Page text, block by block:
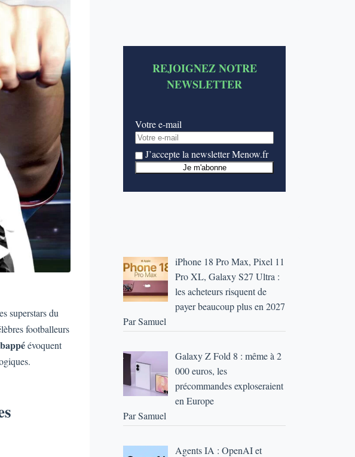
superstars du
footballeurs
évoquent
REJOIGNEZ NOTRE
NEWSLETTER
Votre e-mail
J’accepte la newsletter Menow.fr
iPhone 18 Pro Max, Pixel 11
Pro XL, Galaxy S27 Ultra :
les acheteurs risquent de
payer beaucoup plus en 2027
Par Samuel
Galaxy Z Fold 8 : même à 2
000 euros, les
précommandes exploseraient
en Europe
Par Samuel
Agents IA : OpenAI et